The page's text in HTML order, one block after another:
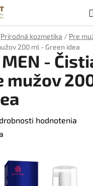
Prírodná kozmetika / Pre
200 ml - Green idea
-
mužov
hodnotenia